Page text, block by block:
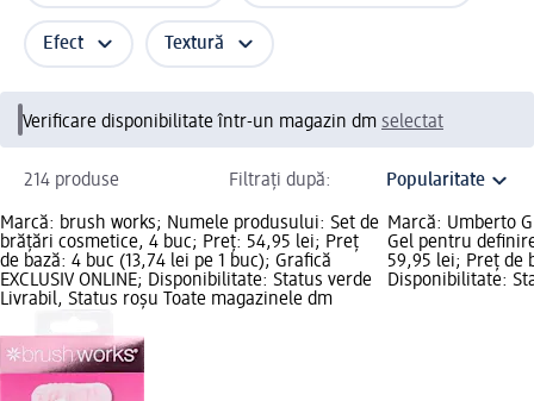
Efect Textură
Verificare disponibilitate într-un magazin dm selectat
214 produse Filtrați după:
Marcă: brush works; Numele produsului: Set de
brățări cosmetice, 4 buc; Preț: 54,95 lei; Preț
de bază: 4 buc (13,74 lei pe 1 buc); Grafică
EXCLUSIV ONLINE; Disponibilitate: Status verde
Livrabil, Status roșu Toate magazinele dm
Marcă: Umberto
Gel pentru
59,95 lei; Preț de
Disponibilitate: